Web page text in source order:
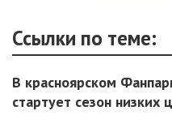
Ссылки по теме:
В красноярском
стартует сезон низких